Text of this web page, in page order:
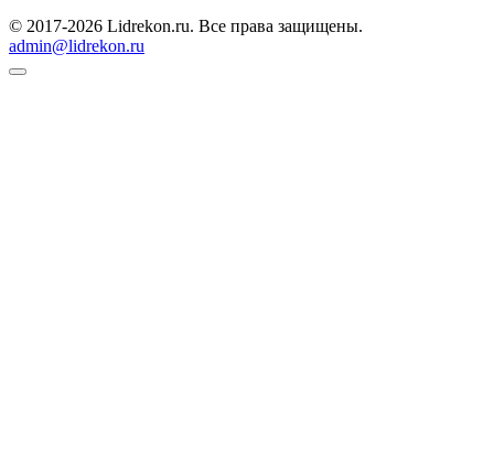
© 2017-2026 Lidrekon.ru. Все права защищены.
admin@lidrekon.ru